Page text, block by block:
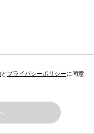
と プライバシーポリシーに同意